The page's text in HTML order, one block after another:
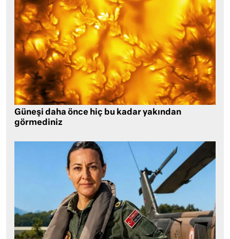
Güneşi daha önce hiç bu kadar yakından
görmediniz